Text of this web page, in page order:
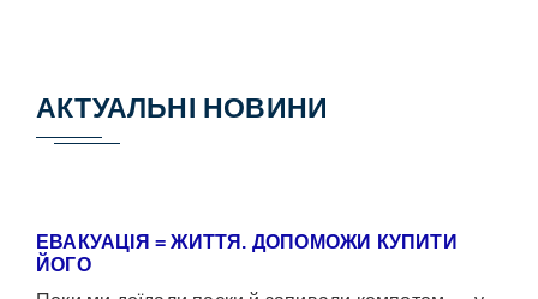
АКТУАЛЬНІ НОВИНИ
ЕВАКУАЦІЯ = ЖИТТЯ. ДОПОМОЖИ КУПИТИ
ЙОГО